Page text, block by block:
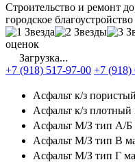
Строительство и ремонт
городское благоустройство
оценок
Загрузка...
+7 (918) 517-97-00 +7 (918)
Асфальт к/з
Асфальт к/з плотный
Асфальт М/З тип А/Б
Асфальт М/З тип В
Асфальт М/З тип Г